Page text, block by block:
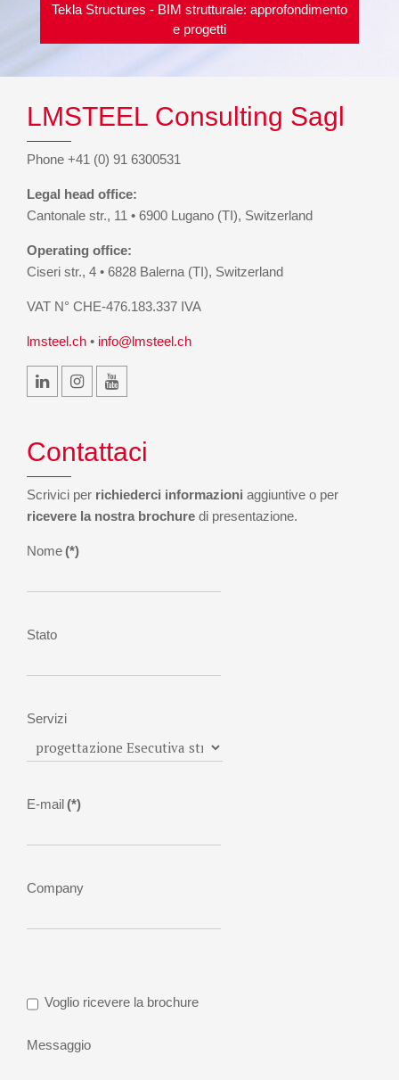
Tekla Structures - BIM strutturale: approfondimento
e progetti
LMSTEEL Consulting Sagl
Phone +41 (0) 91 6300531
Legal head office:
Cantonale str., 11 • 6900 Lugano (TI), Switzerland
Operating office:
Ciseri str., 4 • 6828 Balerna (TI), Switzerland
VAT N° CHE-476.183.337 IVA
lmsteel.ch • info@lmsteel.ch
Contattaci
Scrivici per richiederci informazioni aggiuntive o per
ricevere la nostra brochure di presentazione.
Nome(*)
Stato
Servizi
E-mail(*)
Company
Voglio ricevere la brochure
Messaggio